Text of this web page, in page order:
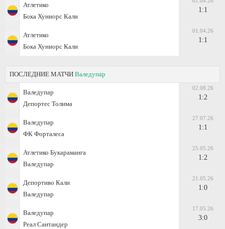
Атлетико
Бока Хуниорс Кали
1:1
Атлетико
Бока Хуниорс Кали
01.04.26
1:1
ПОСЛЕДНИЕ МАТЧИ Валедупар
Валедупар
Депортес Толима
02.08.26
1:2
Валедупар
ФК Форталеса
27.07.26
1:1
Атлетико Букараманга
Валедупар
25.05.26
1:2
Депортиво Кали
Валедупар
21.05.26
1:0
Валедупар
Реал Сантандер
17.05.26
3:0